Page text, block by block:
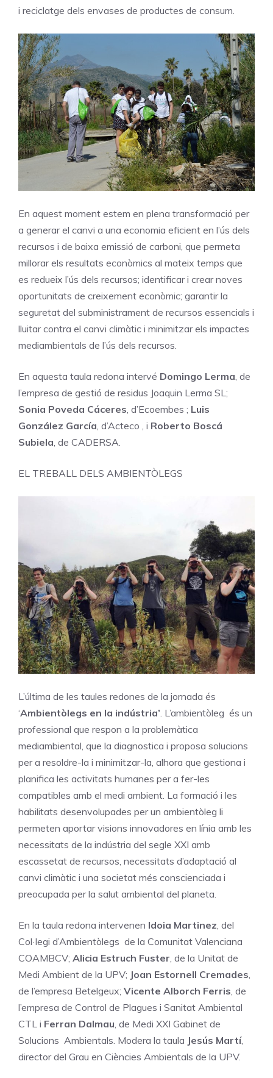
i reciclatge dels envases de productes de consum.
En aquest moment estem en plena transformació per
a generar el canvi a una economia eficient en l’ús dels
recursos i de baixa emissió de carboni, que permeta
millorar els resultats econòmics al mateix temps que
es redueix l’ús dels recursos; identificar i crear noves
oportunitats de creixement econòmic; garantir la
seguretat del subministrament de recursos essencials i
lluitar contra el canvi climàtic i minimitzar els impactes
mediambientals de l’ús dels recursos.
En aquesta taula redona intervé Domingo Lerma, de
l’empresa de gestió de residus Joaquin Lerma SL;
Sonia Poveda Cáceres, d’Ecoembes ; Luis
González García, d’Acteco , i Roberto Boscá
Subiela, de CADERSA.
EL TREBALL DELS AMBIENTÒLEGS
L’última de les taules redones de la jornada és
‘Ambientòlegs en la indústria’ . L’ambientòleg és un
professional que respon a la problemàtica
mediambiental, que la diagnostica i proposa solucions
per a resoldre-la i minimitzar-la, alhora que gestiona i
planifica les activitats humanes per a fer-les
compatibles amb el medi ambient. La formació i les
habilitats desenvolupades per un ambientòleg li
permeten aportar visions innovadores en línia amb les
necessitats de la indústria del segle XXI amb
escassetat de recursos, necessitats d’adaptació al
canvi climàtic i una societat més conscienciada i
preocupada per la salut ambiental del planeta.
En la taula redona intervenen Idoia Martinez , del
Col·legi d’Ambientòlegs de la Comunitat Valenciana
COAMBCV; Alicia Estruch Fuster , de la Unitat de
Medi Ambient de la UPV; Joan Estornell Cremades
de l’empresa Betelgeux; Vicente Alborch Ferris , de
l’empresa de Control de Plagues i Sanitat Ambiental
CTL i Ferran Dalmau , de Medi XXI Gabinet de
Solucions Ambientals. Modera la taula Jesús Martí,
director del Grau en Ciències Ambientals de la UPV.